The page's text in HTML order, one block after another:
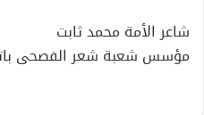
شاعر الأمة محمد ثابت
مؤسس شعبة شعر الفصحى